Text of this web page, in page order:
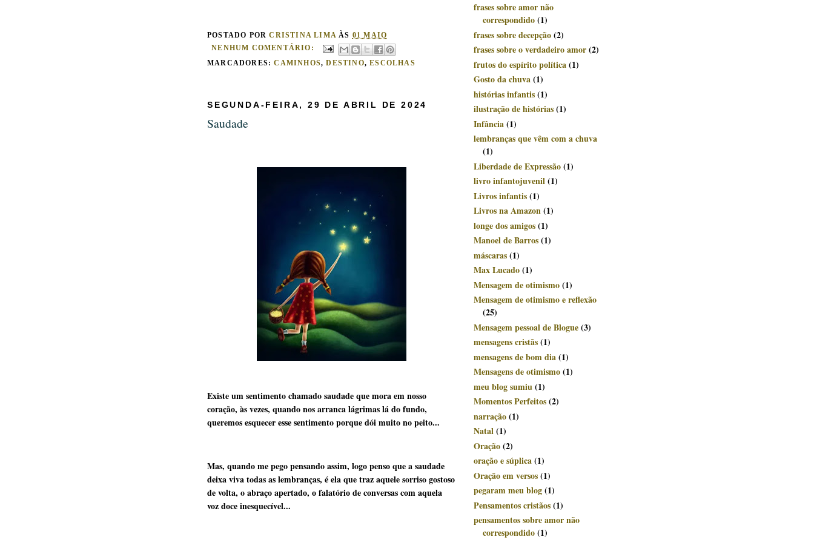
POSTADO PORCRISTINA LIMA ÀS 01 MAIO
NENHUM COMENTÁRIO:
MARCADORES:CAMINHOS,DESTINO,ESCOLHAS
SEGUNDA-FEIRA, 29 DE ABRIL DE 2024
Saudade
Existe um sentimento chamado saudade que mora em nosso
coração, às vezes, quando nos arranca lágrimas lá do fundo,
queremos esquecer esse sentimento porque dói muito no peito...
Mas, quando me pego pensando assim, logo penso que a saudade
deixa viva todas as lembranças, é ela que traz aquele sorriso gostoso
de volta, o abraço apertado, o falatório de conversas com aquela
voz doce inesquecível...
frases sobre amor não
correspondido(1)
frases sobre decepção(2)
frases sobre o verdadeiro amor(2)
frutos do espírito política(1)
Gosto da chuva(1)
histórias infantis(1)
ilustração de histórias(1)
Infância(1)
lembranças que vêm com a chuva
(1)
Liberdade de Expressão(1)
livro infantojuvenil(1)
Livros infantis(1)
Livros na Amazon(1)
longe dos amigos(1)
Manoel de Barros(1)
máscaras(1)
Max Lucado(1)
Mensagem de otimismo(1)
Mensagem de otimismo e reflexão
(25)
Mensagem pessoal de Blogue(3)
mensagens cristãs(1)
mensagens de bom dia(1)
Mensagens de otimismo(1)
meu blog sumiu(1)
Momentos Perfeitos(2)
narração(1)
Natal(1)
Oração(2)
oração e súplica(1)
Oração em versos(1)
pegaram meu blog(1)
Pensamentos cristãos(1)
pensamentos sobre amor não
correspondido(1)